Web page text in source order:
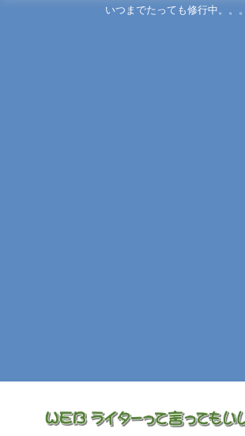
いつまでたっても修行中。。。